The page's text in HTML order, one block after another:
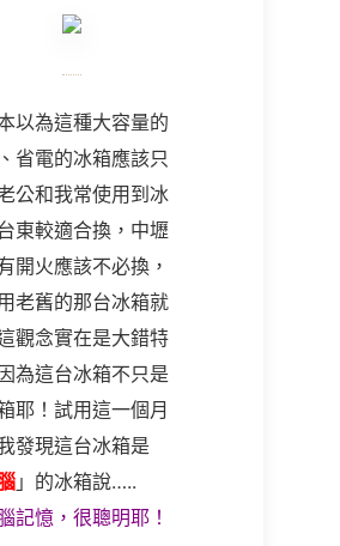
以為這種大容量的
省電的冰箱應該只
公和我常使用到冰
東較適合換，中壢
開火應該不必換，
老舊的那台冰箱就
觀念實在是大錯特
為這台冰箱不只是
耶！試用這一個月
發現這台冰箱是
」的冰箱說…..
記憶，很聰明耶！